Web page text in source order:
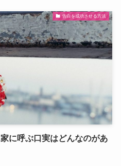
告白を成功させる方法
に呼ぶ口実はどんなのがあ